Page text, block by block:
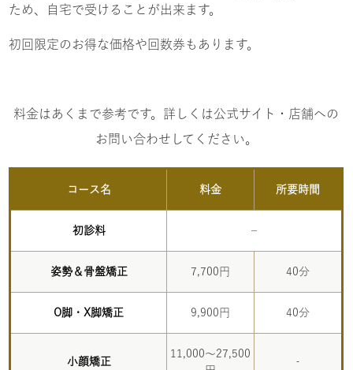
ため、自宅で受けることが出来ます。
初回限定のお得な価格や回数券もあります。
料金はあくまで参考です。詳しくは公式サイト・店舗への
お問い合わせしてください。
コース名 料金 所要時間
初診料 –
姿勢＆骨盤矯正 7,700円 40分
O脚・X脚矯正 9,900円 40分
小顔矯正
11,000～27,500
‐